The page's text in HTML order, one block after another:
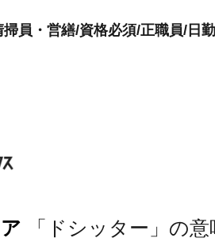
掃員・営繕/資格必須/正職員/日
「ドシッター」の